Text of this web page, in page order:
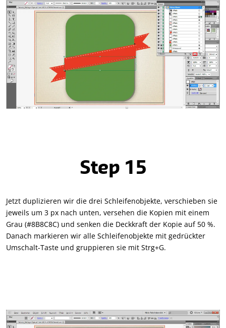
Step 15
Jetzt duplizieren wir die drei Schleifenobjekte, verschieben sie
jeweils um 3 px nach unten, versehen die Kopien mit einem
Grau (#8B8C8C) und senken die Deckkraft der Kopie auf 50 %.
Danach markieren wir alle Schleifenobjekte mit gedrückter
Umschalt-Taste und gruppieren sie mit Strg+G.